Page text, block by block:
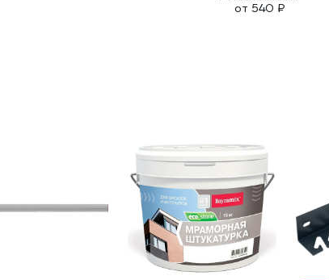
от 540 ₽